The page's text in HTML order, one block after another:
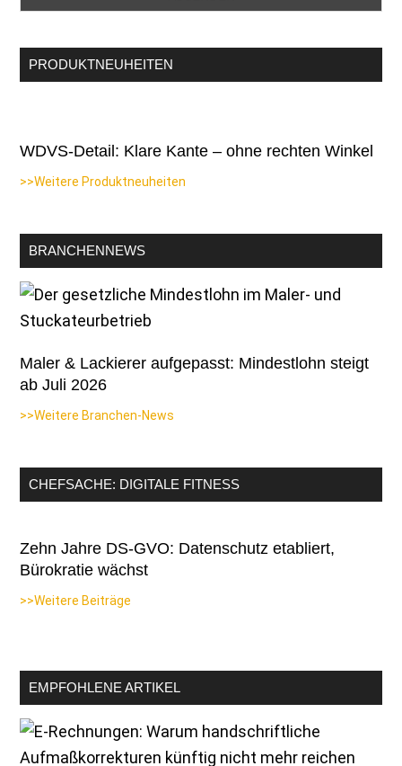
PRODUKTNEUHEITEN
WDVS-Detail: Klare Kante – ohne rechten Winkel
>>Weitere Produktneuheiten
BRANCHENNEWS
Maler & Lackierer aufgepasst: Mindestlohn steigt
ab Juli 2026
>>Weitere Branchen-News
CHEFSACHE: DIGITALE FITNESS
Zehn Jahre DS-GVO: Datenschutz etabliert,
Bürokratie wächst
>>Weitere Beiträge
EMPFOHLENE ARTIKEL